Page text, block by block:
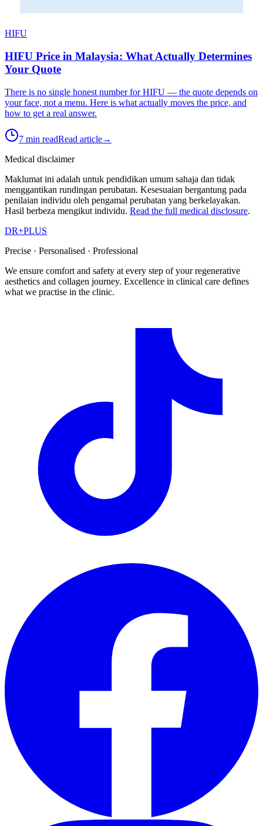
HIFU
HIFU Price in Malaysia: What Actually Determines
Your Quote
There is no single honest number for HIFU — the quote depends on
your face, not a menu. Here is what actually moves the price, and
how to get a real answer.
7 min readRead article→
Medical disclaimer
Maklumat ini adalah untuk pendidikan umum sahaja dan tidak
menggantikan rundingan perubatan. Kesesuaian bergantung pada
penilaian individu oleh pengamal perubatan yang berkelayakan.
Hasil berbeza mengikut individu. Read the full medical disclosure.
DR+PLUS
Precise · Personalised · Professional
We ensure comfort and safety at every step of your regenerative
aesthetics and collagen journey. Excellence in clinical care defines
what we practise in the clinic.